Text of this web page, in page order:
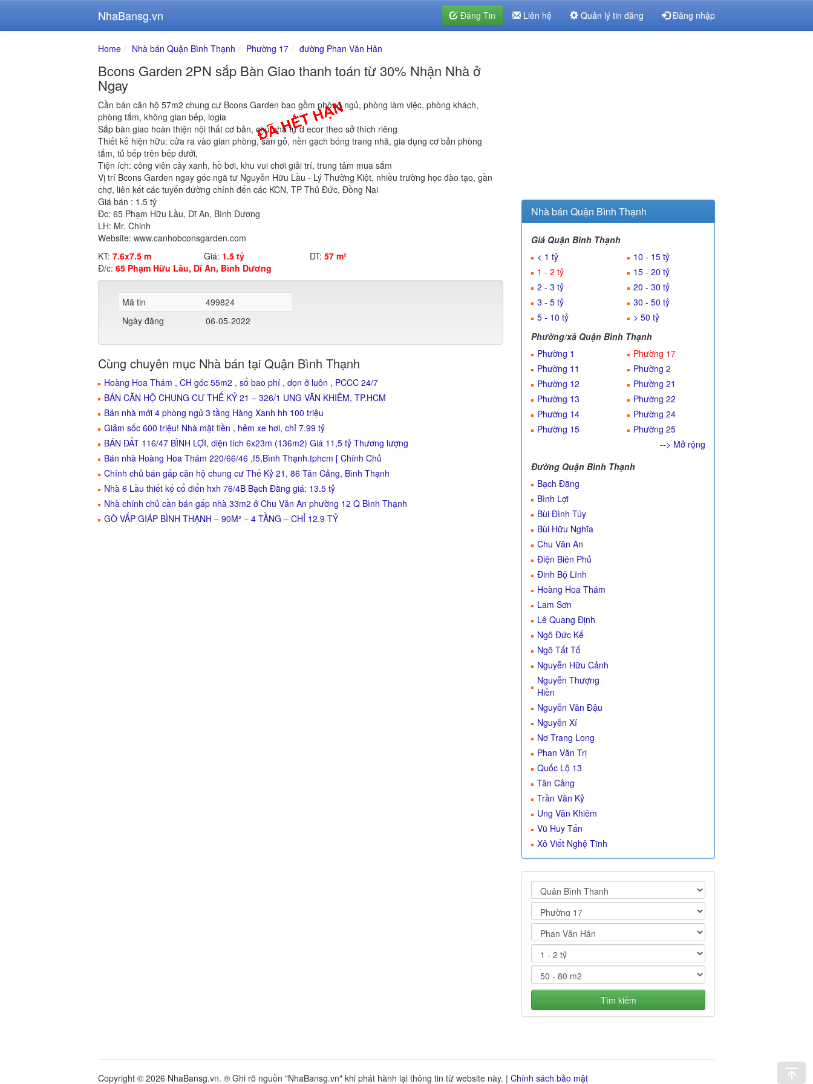
NhaBansg.vn Đăng Tin Liên hệ Quản lý tin đăng Đăng nhập
Home Nhà bán Quận Bình Thạnh Phường 17 đường Phan Văn Hân
Bcons Garden 2PN sắp Bàn Giao thanh toán từ 30% Nhận Nhà ở
Ngay
Cần bán căn hộ 57m2 chung cư Bcons Garden bao gồm phòng ngủ, phòng làm việc, phòng khách,
phòng tắm, không gian bếp, logia
Sắp bàn giao hoàn thiện nội thất cơ bản, chủ nhà tự d ecor theo sở thích riêng
Thiết kế hiện hữu: cửa ra vào gian phòng, sàn gỗ, nền gạch bóng trang nhã, gia dụng cơ bản phòng
tắm, tủ bếp trên bếp dưới,
Tiện ích: công viên cây xanh, hồ bơi, khu vui chơi giải trí, trung tâm mua sắm
Vị trí Bcons Garden ngay góc ngã tư Nguyễn Hữu Lầu - Lý Thường Kiệt, nhiều trường học đào tạo, gần
chợ, liên kết các tuyến đường chính đến các KCN, TP Thủ Đức, Đồng Nai
Giá bán : 1.5 tỷ
Đc: 65 Phạm Hữu Lầu, Dĩ An, Bình Dương
LH: Mr. Chinh
Website: www.canhobconsgarden.com
KT: 7.6x7.5 m Giá: 1.5 tỷ DT: 57 m²
Đ/c: 65 Phạm Hữu Lầu, Dĩ An, Bình Dương
Mã tin
499824
Ngày đăng
06-05-2022
Cùng chuyên mục Nhà bán tại Quận Bình Thạnh
Hoàng Hoa Thám , CH góc 55m2 , sổ bao phí , dọn ở luôn , PCCC 24/7
BÁN CĂN HỘ CHUNG CƯ THẾ KỶ 21 – 326/1 UNG VĂN KHIÊM, TP.HCM
Bán nhà mới 4 phòng ngủ 3 tầng Hàng Xanh hh 100 triệu
Giảm sốc 600 triệu! Nhà mặt tiền , hẻm xe hơi, chỉ 7.99 tỷ
BÁN ĐẤT 116/47 BÌNH LỢI, diện tích 6x23m (136m2) Giá 11,5 tỷ Thương lượng
Bán nhà Hoàng Hoa Thám 220/66/46 ,f5,Bình Thạnh.tphcm [ Chính Chủ
Chính chủ bán gấp căn hộ chung cư Thế Kỷ 21, 86 Tân Cảng, Bình Thạnh
Nhà 6 Lầu thiết kế cổ điển hxh 76/4B Bạch Đằng giá: 13.5 tỷ
Nhà chính chủ cần bán gấp nhà 33m2 ở Chu Văn An phường 12 Q Bình Thạnh
GÒ VẤP GIÁP BÌNH THẠNH – 90M² – 4 TẦNG – CHỈ 12.9 TỶ
Nhà bán Quận Bình Thạnh
Giá Quận Bình Thạnh
< 1 tỷ
1 - 2 tỷ
2 - 3 tỷ
3 - 5 tỷ
5 - 10 tỷ
10 - 15 tỷ
15 - 20 tỷ
20 - 30 tỷ
30 - 50 tỷ
> 50 tỷ
Phường/xã Quận Bình Thạnh
Phường 1
Phường 11
Phường 12
Phường 13
Phường 14
Phường 15
Phường 17
Phường 2
Phường 21
Phường 22
Phường 24
Phường 25
--> Mở rộng
Đường Quận Bình Thạnh
Bạch Đằng
Bình Lợi
Bùi Đình Túy
Bùi Hữu Nghĩa
Chu Văn An
Điện Biên Phủ
Đinh Bộ Lĩnh
Hoàng Hoa Thám
Lam Sơn
Lê Quang Định
Ngô Đức Kế
Ngô Tất Tố
Nguyễn Hữu Cảnh
Nguyễn Thượng
Hiền
Nguyễn Văn Đậu
Nguyễn Xí
Nơ Trang Long
Phan Văn Trị
Quốc Lộ 13
Tân Cảng
Trần Văn Kỷ
Ung Văn Khiêm
Vũ Huy Tấn
Xô Viết Nghệ Tĩnh
Tìm kiếm
Copyright © 2026 NhaBansg.vn. ® Ghi rõ nguồn "NhaBansg.vn" khi phát hành lại thông tin từ website này. | Chính sách bảo mật